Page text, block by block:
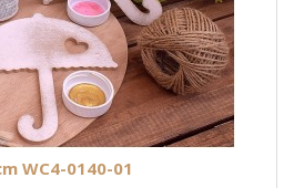
WC4-0140-01